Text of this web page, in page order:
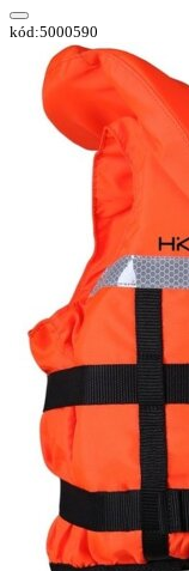
kód:5000590